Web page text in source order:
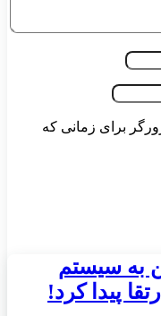
برای زمانی که
به سیستم
پیدا کرد!